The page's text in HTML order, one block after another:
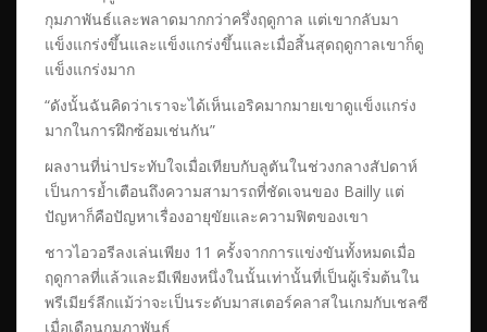
กุมภาพันธ์และพลาดมากกว่าครึ่งฤดูกาล แต่เขากลับมา
แข็งแกร่งขึ้นและแข็งแกร่งขึ้นและเมื่อสิ้นสุดฤดูกาลเขาก็ดู
แข็งแกร่งมาก
“ดังนั้นฉันคิดว่าเราจะได้เห็นเอริคมากมายเขาดูแข็งแกร่ง
มากในการฝึกซ้อมเช่นกัน”
ผลงานที่น่าประทับใจเมื่อเทียบกับลูตันในช่วงกลางสัปดาห์
เป็นการย้ำเตือนถึงความสามารถที่ชัดเจนของ Bailly แต่
ปัญหาก็คือปัญหาเรื่องอายุขัยและความฟิตของเขา
ชาวไอวอรีลงเล่นเพียง 11 ครั้งจากการแข่งขันทั้งหมดเมื่อ
ฤดูกาลที่แล้วและมีเพียงหนึ่งในนั้นเท่านั้นที่เป็นผู้เริ่มต้นใน
พรีเมียร์ลีกแม้ว่าจะเป็นระดับมาสเตอร์คลาสในเกมกับเชลซี
เมื่อเดือนกุมภาพันธ์